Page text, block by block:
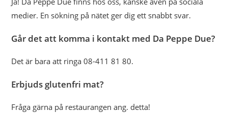
medier. En sökning på nätet ger dig ett snabbt svar.
Går det att komma i kontakt med Da Peppe Due?
Det är bara att ringa 08-411 81 80.
Erbjuds glutenfri mat?
Fråga gärna på restaurangen ang. detta!